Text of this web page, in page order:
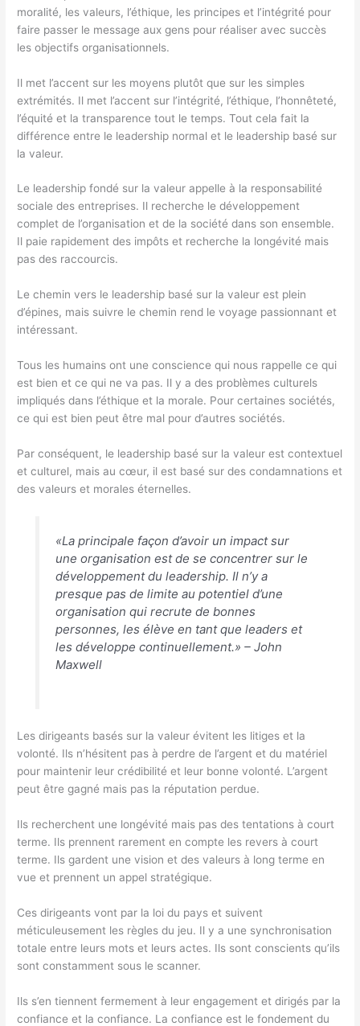
moralité, les valeurs, l’éthique, les principes et l’intégrité pour
faire passer le message aux gens pour réaliser avec succès
les objectifs organisationnels.
Il met l’accent sur les moyens plutôt que sur les simples
extrémités. Il met l’accent sur l’intégrité, l’éthique, l’honnêteté,
l’équité et la transparence tout le temps. Tout cela fait la
différence entre le leadership normal et le leadership basé sur
la valeur.
Le leadership fondé sur la valeur appelle à la responsabilité
sociale des entreprises. Il recherche le développement
complet de l’organisation et de la société dans son ensemble.
Il paie rapidement des impôts et recherche la longévité mais
pas des raccourcis.
Le chemin vers le leadership basé sur la valeur est plein
d’épines, mais suivre le chemin rend le voyage passionnant et
intéressant.
Tous les humains ont une conscience qui nous rappelle ce qui
est bien et ce qui ne va pas. Il y a des problèmes culturels
impliqués dans l’éthique et la morale. Pour certaines sociétés,
ce qui est bien peut être mal pour d’autres sociétés.
Par conséquent, le leadership basé sur la valeur est contextuel
et culturel, mais au cœur, il est basé sur des condamnations et
des valeurs et morales éternelles.
«La principale façon d’avoir un impact sur
une organisation est de se concentrer sur le
développement du leadership. Il n’y a
presque pas de limite au potentiel d’une
organisation qui recrute de bonnes
personnes, les élève en tant que leaders et
les développe continuellement.» – John
Maxwell
Les dirigeants basés sur la valeur évitent les litiges et la
volonté. Ils n’hésitent pas à perdre de l’argent et du matériel
pour maintenir leur crédibilité et leur bonne volonté. L’argent
peut être gagné mais pas la réputation perdue.
Ils recherchent une longévité mais pas des tentations à court
terme. Ils prennent rarement en compte les revers à court
terme. Ils gardent une vision et des valeurs à long terme en
vue et prennent un appel stratégique.
Ces dirigeants vont par la loi du pays et suivent
méticuleusement les règles du jeu. Il y a une synchronisation
totale entre leurs mots et leurs actes. Ils sont conscients qu’ils
sont constamment sous le scanner.
Ils s’en tiennent fermement à leur engagement et dirigés par la
confiance et la confiance. La confiance est le fondement du